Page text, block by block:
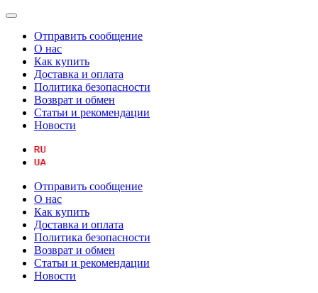
Отправить сообщение
О нас
Как купить
Доставка и оплата
Политика безопасности
Возврат и обмен
Статьи и рекомендации
Новости
Отправить сообщение
О нас
Как купить
Доставка и оплата
Политика безопасности
Возврат и обмен
Статьи и рекомендации
Новости